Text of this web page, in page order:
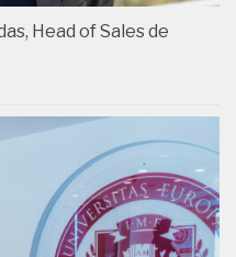
Head of Sales de